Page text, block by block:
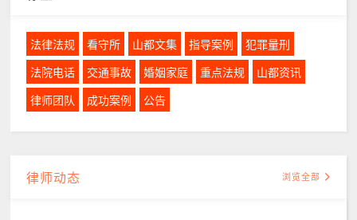
法律法规 看守所 山都文集 指导案例 犯罪量刑
法院电话 交通事故 婚姻家庭 重点法规 山都资讯
律师团队 成功案例 公告
律师动态 浏览全部